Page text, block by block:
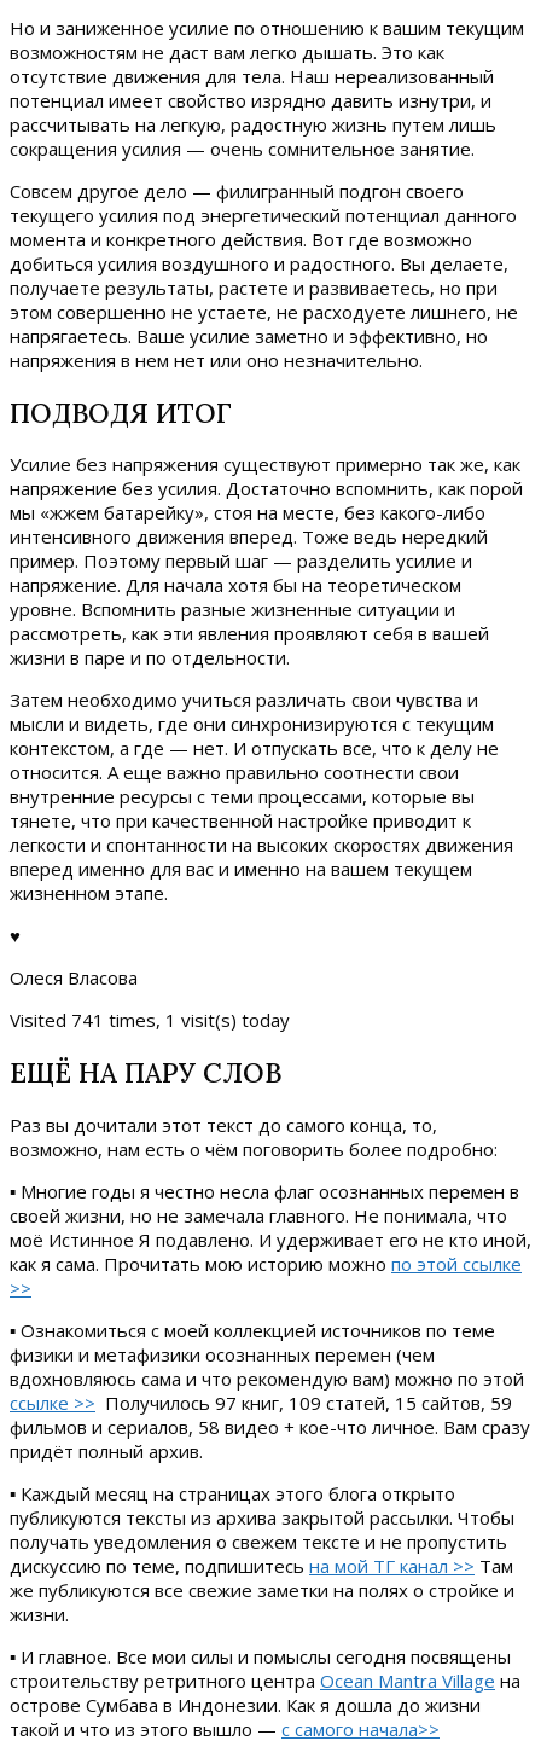
Но и заниженное усилие по отношению к вашим текущим
возможностям не даст вам легко дышать. Это как
отсутствие движения для тела. Наш нереализованный
потенциал имеет свойство изрядно давить изнутри, и
рассчитывать на легкую, радостную жизнь путем лишь
сокращения усилия — очень сомнительное занятие.
Совсем другое дело — филигранный подгон своего
текущего усилия под энергетический потенциал данного
момента и конкретного действия. Вот где возможно
добиться усилия воздушного и радостного. Вы делаете,
получаете результаты, растете и развиваетесь, но при
этом совершенно не устаете, не расходуете лишнего, не
напрягаетесь. Ваше усилие заметно и эффективно, но
напряжения в нем нет или оно незначительно.
ПОДВОДЯ ИТОГ
Усилие без напряжения существуют примерно так же, как
напряжение без усилия. Достаточно вспомнить, как порой
мы «жжем батарейку», стоя на месте, без какого-либо
интенсивного движения вперед. Тоже ведь нередкий
пример. Поэтому первый шаг — разделить усилие и
напряжение. Для начала хотя бы на теоретическом
уровне. Вспомнить разные жизненные ситуации и
рассмотреть, как эти явления проявляют себя в вашей
жизни в паре и по отдельности.
Затем необходимо учиться различать свои чувства и
мысли и видеть, где они синхронизируются с текущим
контекстом, а где — нет. И отпускать все, что к делу не
относится. А еще важно правильно соотнести свои
внутренние ресурсы с теми процессами, которые вы
тянете, что при качественной настройке приводит к
легкости и спонтанности на высоких скоростях движения
вперед именно для вас и именно на вашем текущем
жизненном этапе.
♥
Олеся Власова
Visited 741 times, 1 visit(s) today
ЕЩЁ НА ПАРУ СЛОВ
Раз вы дочитали этот текст до самого конца, то,
возможно, нам есть о чём поговорить более подробно:
▪ Многие годы я честно несла флаг осознанных перемен в
своей жизни, но не замечала главного. Не понимала, что
моё Истинное Я подавлено. И удерживает его не кто иной,
как я сама. Прочитать мою историю можно по этой ссылке
>>
▪ Ознакомиться с моей коллекцией источников по теме
физики и метафизики осознанных перемен (чем
вдохновляюсь сама и что рекомендую вам) можно по этой
ссылке >> Получилось 97 книг, 109 статей, 15 сайтов, 59
фильмов и сериалов, 58 видео + кое-что личное. Вам сразу
придёт полный архив.
▪ Каждый месяц на страницах этого блога открыто
публикуются тексты из архива закрытой рассылки. Чтобы
получать уведомления о свежем тексте и не пропустить
дискуссию по теме, подпишитесь на мой ТГ канал >> Там
же публикуются все свежие заметки на полях о стройке и
жизни.
▪ И главное. Все мои силы и помыслы сегодня посвящены
строительству ретритного центра Ocean Mantra Village на
острове Сумбава в Индонезии. Как я дошла до жизни
такой и что из этого вышло — с самого начала>>